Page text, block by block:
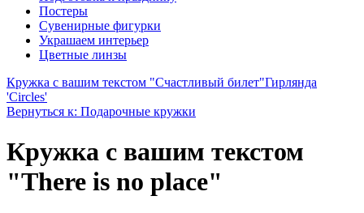
Постеры
Сувенирные фигурки
Украшаем интерьер
Цветные линзы
Кружка с вашим текстом "Счастливый билет"Гирлянда
'Circles'
Вернуться к: Подарочные кружки
Кружка с вашим текстом
"There is no plaсe"